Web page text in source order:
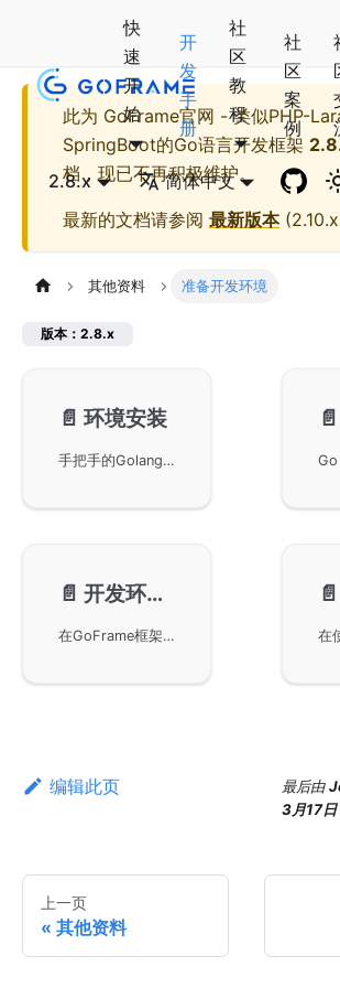
快
速
开
始
开
发
手
册
社
区
教
程
社
区
案
例
2.8.x 简体中文
此为 GoFrame官网 - 类似PHP-
SpringBoot的Go语言开发框架
档，现已不再积极维护。
最新的文档请参阅 最新版本(
其他资料 准备开发环境
版本：2.8.x
📄️ 环境安装
手把手的Golang开发环境和IDE配置教程，适合Golang初学者。详细介绍了如何下载和安装Go开发包，并推荐使用JetBrains的Goland作为开发IDE，支持GoFrame框架开发。此外，还包括VSCode的安装和使用步骤，帮助用户快速构建第一个Go程序。
📄️
📄️ 开发环境配置
在GoFrame框架下开发环境的配置，主要包括Go语言的环境变量设置以及Goland中工具的配置。详细讲解了如何设置GOROOT、GOPATH和PATH等环境变量，并提供了在*nix和Windows系统下的具体配置步骤。同时，还介绍了go fmt、golangci-lint、goimports和golint工具在Goland中的集成和配置方法，帮助开发者提高代码质量和开发效率。
📄️
编辑此页 最后由
3月17日
上一页
其他资料